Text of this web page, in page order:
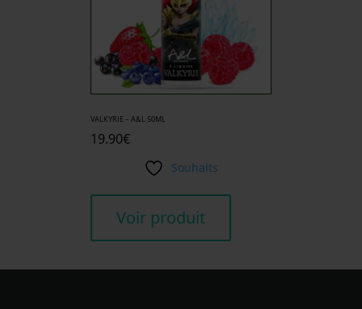
VALKYRIE – A&L 50ML
19.90€
Souhaits
Voir produit